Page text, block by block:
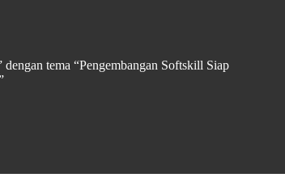
tema “Pengembangan Softskill Siap